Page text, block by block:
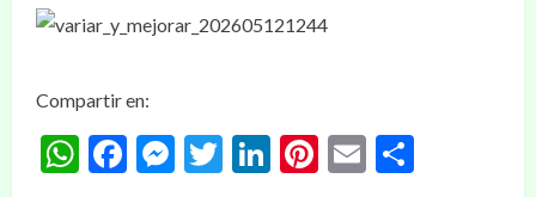
Compartir en:
WhatsApp
Facebook
Messenger
Twitter
LinkedIn
Pinterest
Email